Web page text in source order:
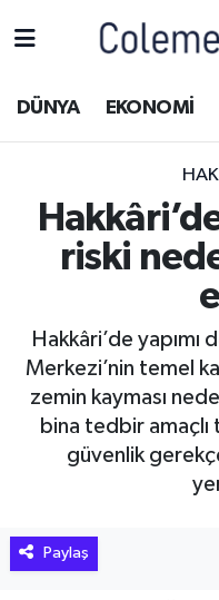
DÜNYA EKONOMİ
riski
Hakkâri’de yapımı
Merkezi’nin temel
zemin kayması
bina tedbir
güvenlik
Paylaş
ASAYİŞ
DOĞA
EĞİTİM
EKONOMİ
Hakkari Haber
Hakkâri Hava
Hakkari Namaz
Hakkâri Trafik
Süper Lig Puan
Tüm Manşetler
Son Dakika